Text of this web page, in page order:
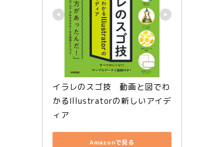
イラレのスゴ技　動画と図でわ
かるIllustratorの新しいアイデ
ィア
Amazonで見る